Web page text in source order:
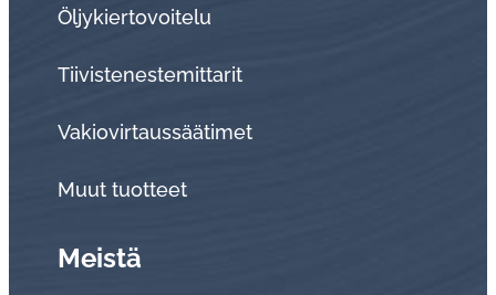
Öljykiertovoitelu
Tiivistenestemittarit
Vakiovirtaussäätimet
Muut tuotteet
Meistä